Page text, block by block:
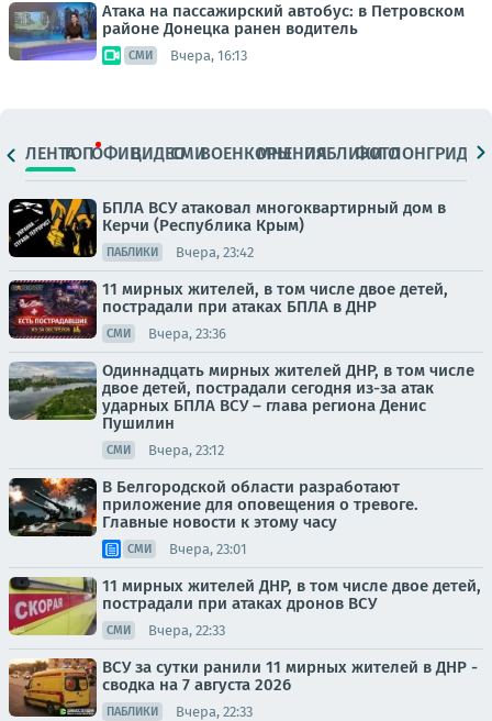
Атака на пассажирский автобус: в Петровском
районе Донецка ранен водитель
СМИ Вчера, 16:13
ЛЕНТАТОПОФИЦ.ВИДЕОСМИВОЕНКОРЫМНЕНИЯПАБЛИКИ
ФОТОЛОНГРИДЫ
БПЛА ВСУ атаковал многоквартирный дом в
Керчи (Республика Крым)
ПАБЛИКИ Вчера, 23:42
11 мирных жителей, в том числе двое детей,
пострадали при атаках БПЛА в ДНР
СМИ Вчера, 23:36
Одиннадцать мирных жителей ДНР, в том числе
двое детей, пострадали сегодня из-за атак
ударных БПЛА ВСУ – глава региона Денис
Пушилин
СМИ Вчера, 23:12
В Белгородской области разработают
приложение для оповещения о тревоге.
Главные новости к этому часу
СМИ Вчера, 23:01
11 мирных жителей ДНР, в том числе двое детей,
пострадали при атаках дронов ВСУ
СМИ Вчера, 22:33
ВСУ за сутки ранили 11 мирных жителей в ДНР -
сводка на 7 августа 2026
ПАБЛИКИ Вчера, 22:33